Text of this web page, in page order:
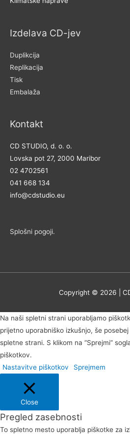
Izdelava CD-jev
Duplikcija
Replikacija
Tisk
Embalaža
Kontakt
CD STUDIO, d. o. o.
Lovska pot 27, 2000 Maribor
02 4702561
041 668 134
info@cdstudio.eu
Splošni pogoji.
Copyright © 2026 |
Na naši spletni strani uporabljamo
prijetno uporabniško izkušnjo, še
spletne strani. S klikom na “Sprejmi”
piškotkov.
Nastavitve piškotkov
Sprejmem
Close
Pregled zasebnosti
To spletno mesto uporablja piškotke za